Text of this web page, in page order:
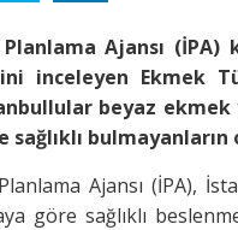
Ajansı
inceleyen Ekmek
beyaz ekmek
bulmayanların
Ajansı (İPA),
göre sağlıklı